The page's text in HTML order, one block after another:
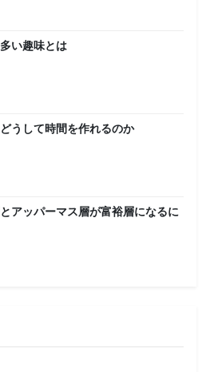
い趣味とは
うして時間を作れるのか
アッパーマス層が富裕層になるに